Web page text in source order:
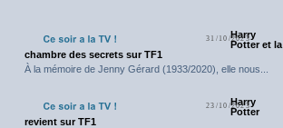
31/10/2023
Harry
Potter et la
chambre des secrets sur TF1
À la mémoire de Jenny Gérard (1933/2020), elle nous...
23/10/2023
Harry
Potter
revient sur TF1